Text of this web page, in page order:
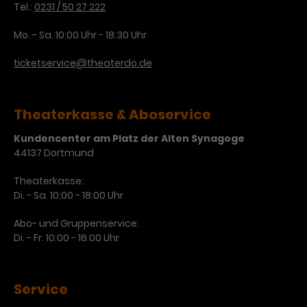
Zweck
Daten werden nur maximal einmal
gesendet. Solange es gesetzt ist,
Nutzerinteraktionen mit
bereitzustellen.
Name
Laufzeit 1 Jahr
Zweck
Tel.: 0231 / 50 27 222
Mo. - Sa. 10:00 Uhr - 18:30 Uhr
ticketservice@theaterdo.de
Theaterkasse & Aboservice
Kundencenter am Platz der Alten Synagoge
44137 Dortmund
Theaterkasse:
Di. - Sa. 10:00 - 18:00 Uhr
Abo- und Gruppenservice:
Di. - Fr. 10:00 - 16:00 Uhr
Service